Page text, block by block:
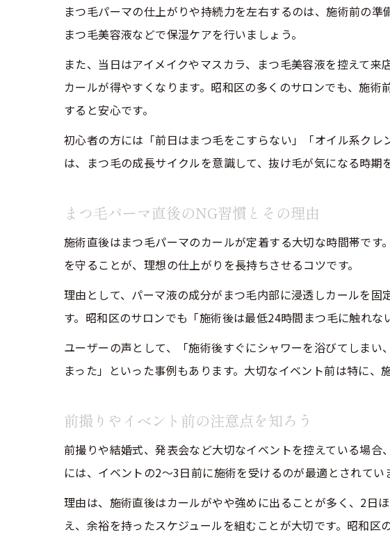
日常
まつ
サロ
敏感
アレ
敏感
昭和区エ
昭和
新し
昭和
まつ
まつ毛パーマの仕上がりや持続力を左右するのは、施術前の
まつ毛美容液などで保湿ケアを行いましょう。
また、当日はアイメイクやマスカラ、まつ毛美容液を控えて
カールが得やすくなります。昭和区の多くのサロンでも、施
すると安心です。
初心者の方には「前日はまつ毛をこすらない」「オイル系ク
は、まつ毛の成長サイクルを意識して、抜け毛が気になる時期
まつ毛パーマ直後のNG習慣とその理由
施術直後はまつ毛パーマのカールが定着する大切な時間帯で
を守ることが、理想の仕上がりを長持ちさせるコツです。
理由として、パーマ液の成分がまつ毛内部に浸透しカールを
す。昭和区のサロンでも「施術後は最低24時間まつ毛に触れな
ユーザーの声として、「施術後すぐにシャワーを浴びてしま
まった」といった事例もあります。大切なイベント前は特に、
前撮りやイベント前の注意点を知ろう
前撮りや結婚式、発表会など大切なイベントを控えている場
には、イベントの2～3日前に施術を受けるのが最適とされてい
理由は、施術直後はカールがやや強めに出ることが多く、2日
え、余裕を持ったスケジュールを組むことが大切です。昭和